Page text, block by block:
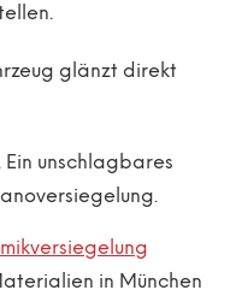
glänzt direkt
unschlagbares
in München